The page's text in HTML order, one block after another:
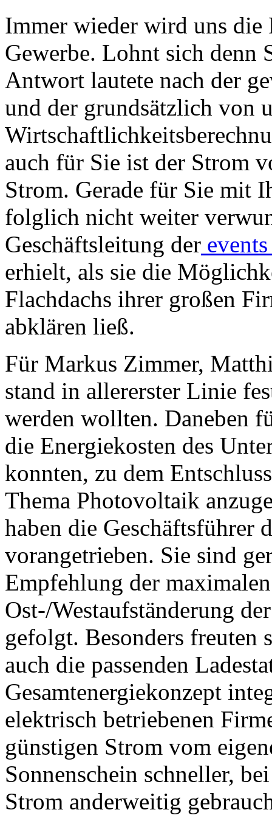
Immer wieder wird uns die
Gewerbe. Lohnt sich denn
Antwort lautete nach der
und der grundsätzlich von
auch für Sie ist der Strom
Strom. Gerade für Sie mit
folglich nicht weiter
Geschäftsleitung der
erhielt, als sie die
Flachdachs ihrer großen
abklären ließ.
Für Markus Zimmer,
stand in allererster Linie
werden wollten. Daneben
die Energiekosten des
konnten, zu dem
Thema Photovoltaik
haben die Geschäftsführer
vorangetrieben. Sie sind
Empfehlung der
Ost-/Westaufständerung
gefolgt. Besonders freuten
auch die passenden
Gesamtenergiekonzept
elektrisch betriebenen
günstigen Strom vom
Sonnenschein schneller,
Strom anderweitig